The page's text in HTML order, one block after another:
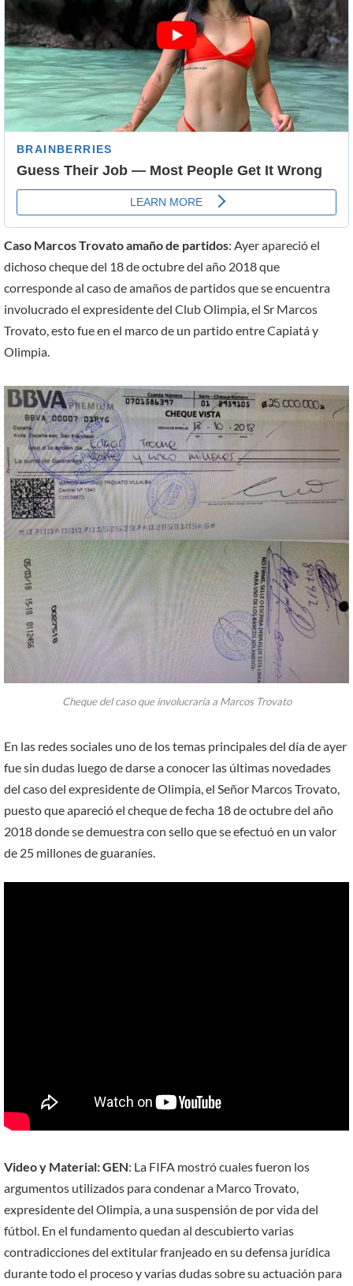
Caso Marcos Trovato amaño de partidos: Ayer apareció el
dichoso cheque del 18 de octubre del año 2018 que
corresponde al caso de amaños de partidos que se encuentra
involucrado el expresidente del Club Olimpia, el Sr Marcos
Trovato, esto fue en el marco de un partido entre Capiatá y
Olimpia.
Cheque del caso que involucraría a Marcos Trovato
En las redes sociales uno de los temas principales del día de ayer
fue sin dudas luego de darse a conocer las últimas novedades
del caso del expresidente de Olimpia, el Señor Marcos Trovato,
puesto que apareció el cheque de fecha 18 de octubre del año
2018 donde se demuestra con sello que se efectuó en un valor
de 25 millones de guaraníes.
Video y Material: GEN: La FIFA mostró cuales fueron los
argumentos utilizados para condenar a Marco Trovato,
expresidente del Olimpia, a una suspensión de por vida del
fútbol. En el fundamento quedan al descubierto varias
contradicciones del extitular franjeado en su defensa jurídica
durante todo el proceso y varias dudas sobre su actuación para